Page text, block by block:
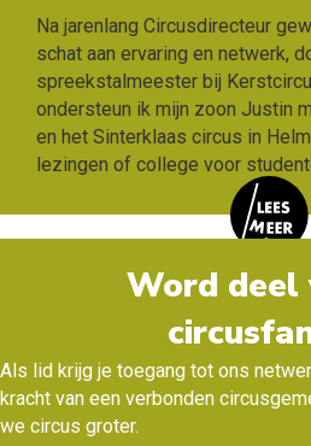
Na jarenlang Circusdirecteur
schat aan ervaring en netwerk,
spreekstalmeester bij
ondersteun ik mijn zoon Justin
en het Sinterklaas circus in
lezingen of college voor
Word deel
Als lid krijg je toegang tot ons
kracht van een verbonden
we circus groter.